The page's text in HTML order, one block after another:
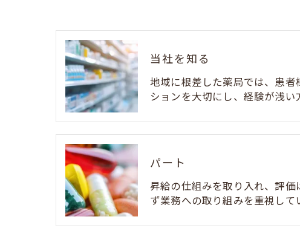
当社を知る
地域に根差した薬局では、患者
ションを大切にし、経験が浅い
パート
昇給の仕組みを取り入れ、評価
ず業務への取り組みを重視して